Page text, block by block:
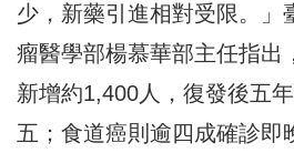
少，新藥引進相對受限。」
瘤醫學部楊慕華部主任指出
新增約1,400人，復發後五
五；食道癌則逾四成確診即